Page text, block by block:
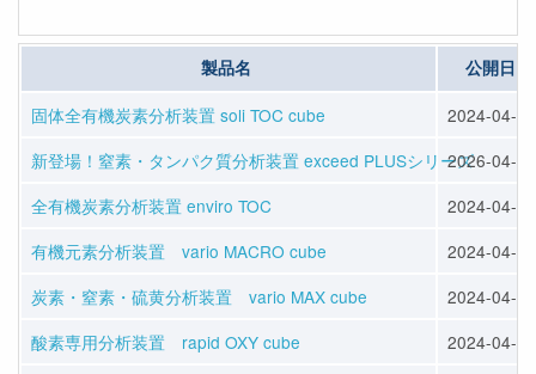
製品名 公開日
固体全有機炭素分析装置 soli TOC cube
2024-04-12
新登場！窒素・タンパク質分析装置 exceed PLUSシリーズ2026-04-13
全有機炭素分析装置 enviro TOC
2024-04-12
有機元素分析装置 vario MACRO cube
2024-04-12
炭素・窒素・硫黄分析装置 vario MAX cube
2024-04-12
酸素専用分析装置 rapid OXY cube
2024-04-12